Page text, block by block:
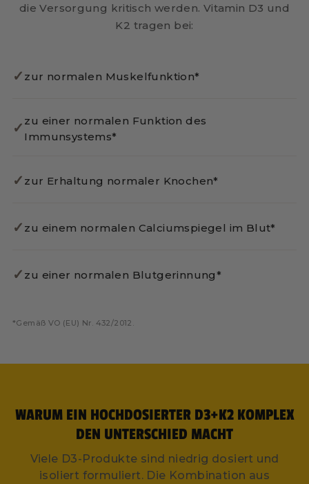
die Versorgung kritisch werden. Vitamin D3 und
K2 tragen bei:
✓ zur normalen Muskelfunktion*
✓ zu einer normalen Funktion des
Immunsystems*
✓ zur Erhaltung normaler Knochen*
✓ zu einem normalen Calciumspiegel im Blut*
✓ zu einer normalen Blutgerinnung*
*Gemäß VO (EU) Nr. 432/2012.
WARUM EIN HOCHDOSIERTER D3+K2 KOMPLEX
DEN UNTERSCHIED MACHT
Viele D3-Produkte sind niedrig dosiert und
isoliert formuliert. Die Kombination aus